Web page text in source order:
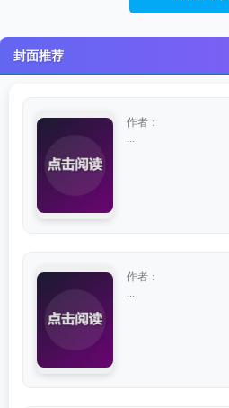
封面推荐
作者：
作者：